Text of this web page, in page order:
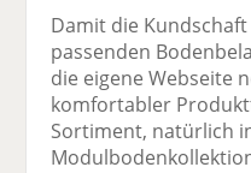
Damit die
passenden
die eigene Webseite
komfortabler
Sortiment, natürlich